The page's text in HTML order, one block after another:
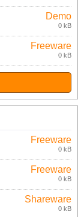
Demo
0 kB
Freeware
0 kB
Freeware
0 kB
Freeware
0 kB
Shareware
0 kB